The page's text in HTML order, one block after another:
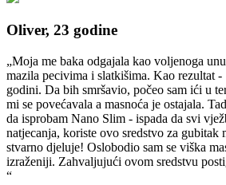
Oliver, 23 godine
„Moja me baka odgajala kao voljenoga
mazila pecivima i slatkišima. Kao rezultat -
godini. Da bih smršavio, počeo sam ići u
mi se povećavala a masnoća je ostajala.
da isprobam Nano Slim - ispada da svi
natjecanja, koriste ovo sredstvo za gubitak
stvarno djeluje! Oslobodio sam se viška
izraženiji. Zahvaljujući ovom sredstvu
“